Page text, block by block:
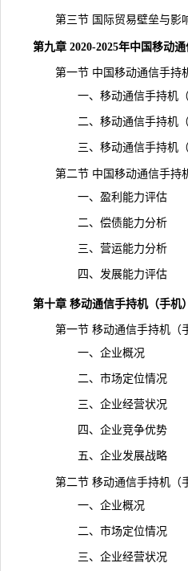
第三节 国际贸易壁垒与影
第九章 2020-2025年中国移动
第一节 中国移动通信手持
一、移动通信手持机（手
二、移动通信手持机（
三、移动通信手持机（
第二节 中国移动通信手持
一、盈利能力评估
二、偿债能力分析
三、营运能力分析
四、发展能力评估
第十章 移动通信手持机（手机
第一节 移动通信手持机（
一、企业概况
二、市场定位情况
三、企业经营状况
四、企业竞争优势
五、企业发展战略
第二节 移动通信手持机（
一、企业概况
二、市场定位情况
三、企业经营状况